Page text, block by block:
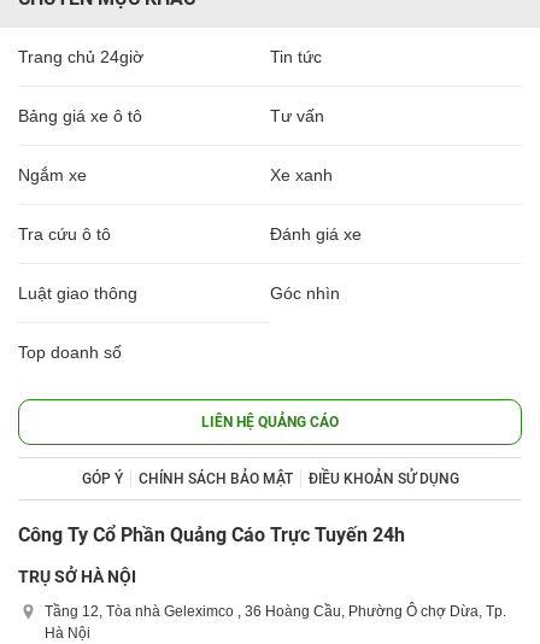
Trang chủ 24giờ Tin tức
Bảng giá xe ô tô Tư vấn
Ngắm xe Xe xanh
Tra cứu ô tô Đánh giá xe
Luật giao thông Góc nhìn
Top doanh số
LIÊN HỆ QUẢNG CÁO
GÓP Ý CHÍNH SÁCH BẢO MẬT ĐIỀU KHOẢN SỬ DỤNG
Công Ty Cổ Phần Quảng Cáo Trực Tuyến 24h
TRỤ SỞ HÀ NỘI
Tầng 12, Tòa nhà Geleximco , 36 Hoàng Cầu, Phường Ô chợ Dừa, Tp.
Hà Nội